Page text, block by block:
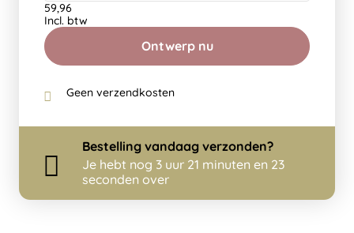
Ontwerp nu
59,96
Incl. btw
Geen verzendkosten
Bestelling vandaag verzonden?
Je hebt nog 3 uur 21 minuten en 22
seconden over